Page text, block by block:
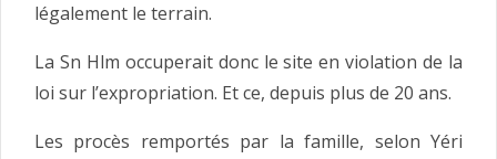
légalement le terrain.
La Sn Hlm occuperait donc le site en violation de la
loi sur l’expropriation. Et ce, depuis plus de 20 ans.
Les procès remportés par la famille, selon Yéri